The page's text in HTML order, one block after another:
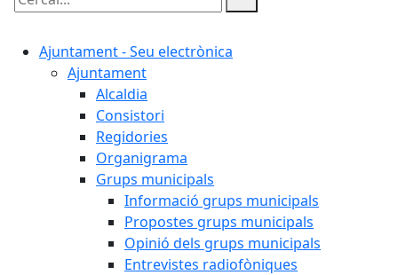
Cercar:
Ajuntament - Seu electrònica
Ajuntament
Alcaldia
Consistori
Regidories
Organigrama
Grups municipals
Informació grups municipals
Propostes grups municipals
Opinió dels grups municipals
Entrevistes radiofòniques